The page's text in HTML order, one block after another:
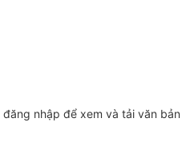
đăng nhập để xem và tải văn bản